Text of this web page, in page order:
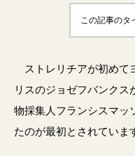
この記事のタ
ストレリチアが初めて
リスのジョゼフバンクス
物採集人フランシスマッ
たのが最初とされていま